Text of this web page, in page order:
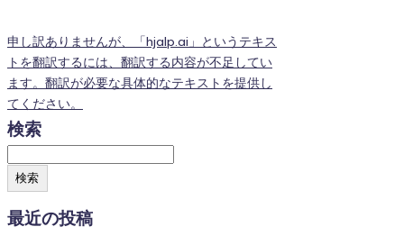
申し訳ありませんが、「hjalp.ai」というテキス
トを翻訳するには、翻訳する内容が不足してい
ます。翻訳が必要な具体的なテキストを提供し
てください。
検索
検索
最近の投稿